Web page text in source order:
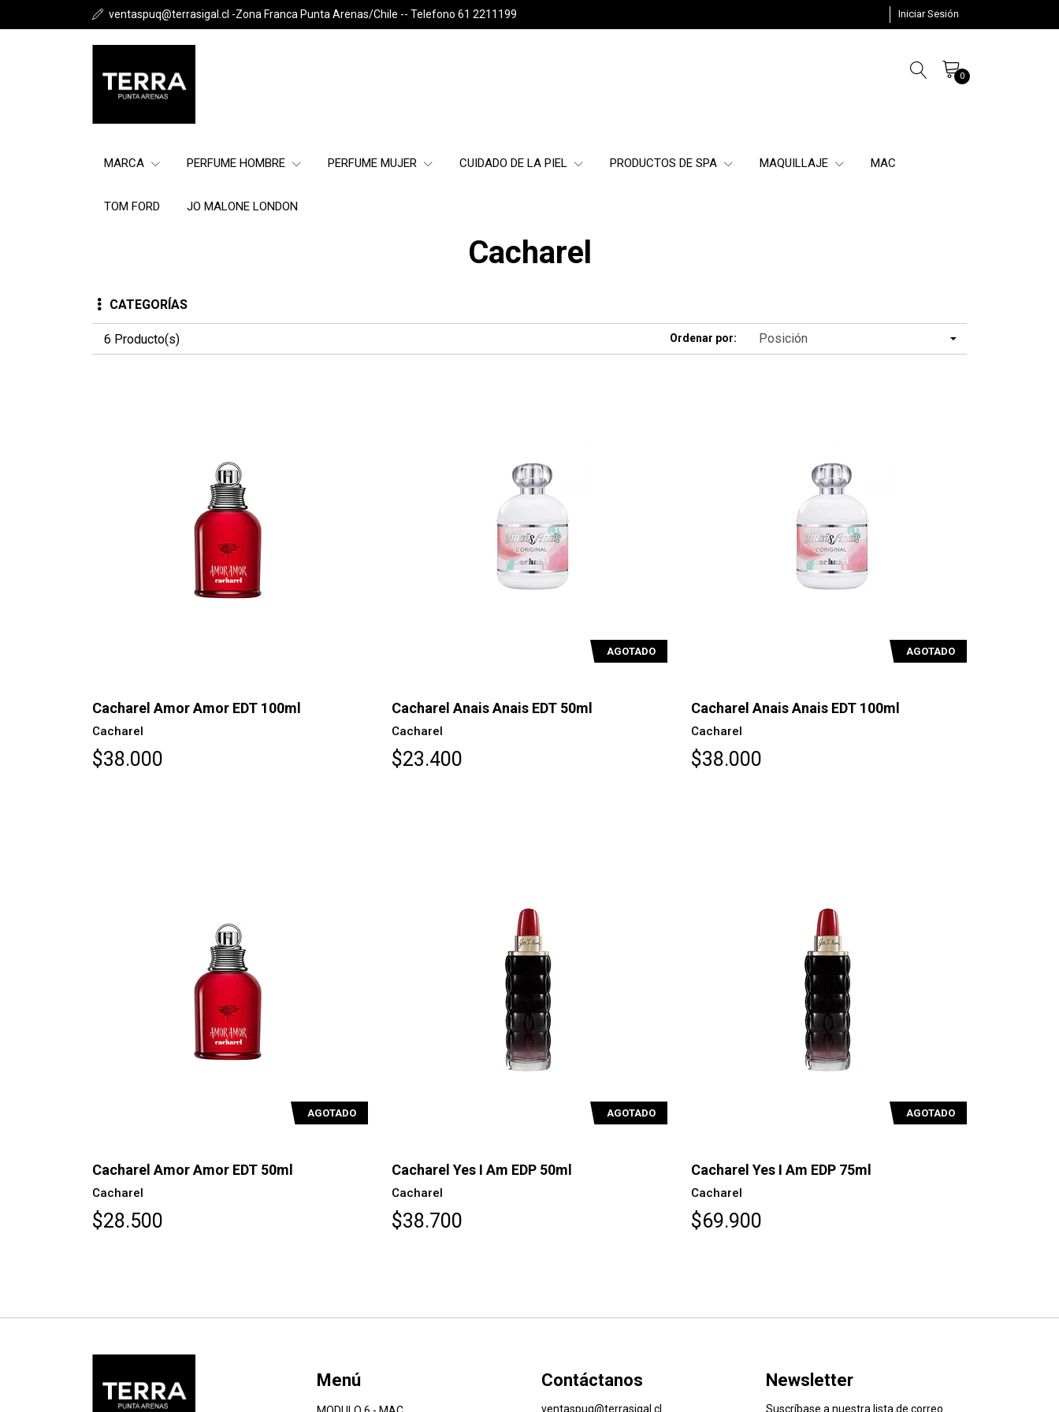
ventaspuq@terrasigal.cl -Zona Franca Punta Arenas/Chile -- Telefono 61 2211199 Iniciar Sesión
0
MARCA PERFUME HOMBRE PERFUME MUJER CUIDADO DE LA PIEL PRODUCTOS DE SPA MAQUILLAJE MAC
TOM FORD JO MALONE LONDON
Cacharel
CATEGORÍAS
6 Producto(s) Ordenar por:
Cacharel Amor Amor EDT 100ml
Cacharel
$38.000
AGOTADO
Cacharel Anais Anais EDT 50ml
Cacharel
$23.400
AGOTADO
Cacharel Anais Anais EDT 100ml
Cacharel
$38.000
AGOTADO
Cacharel Amor Amor EDT 50ml
Cacharel
$28.500
AGOTADO
Cacharel Yes I Am EDP 50ml
Cacharel
$38.700
AGOTADO
Cacharel Yes I Am EDP 75ml
Cacharel
$69.900
Menú Contáctanos
ventaspuq@terrasigal.cl
Newsletter
Suscríbase a nuestra lista de correo